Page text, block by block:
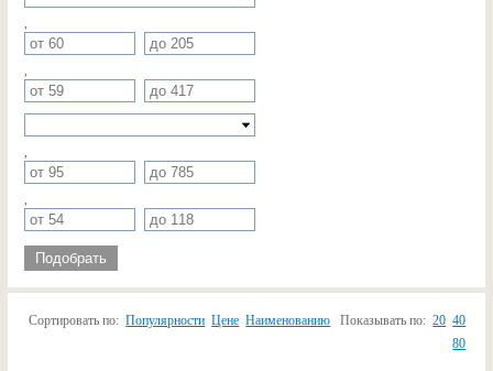
Подобрать
Сортировать по: Популярности Цене Наименованию Показывать по: 20 40
80